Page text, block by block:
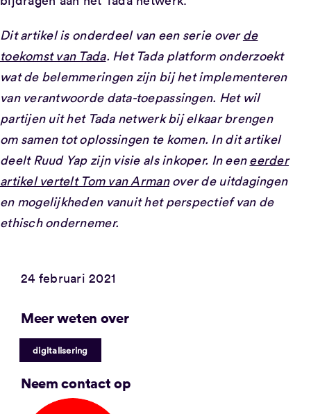
Dit artikel is onderdeel van een serie overde
toekomst van Tada. Het Tada platform onderzoekt
wat de belemmeringen zijn bij het implementeren
van verantwoorde data-toepassingen. Het wil
partijen uit het Tada netwerk bij elkaar brengen
om samen tot oplossingen te komen. In dit artikel
deelt Ruud Yap zijn visie als inkoper. In eeneerder
artikel vertelt Tom van Armanover de uitdagingen
en mogelijkheden vanuit het perspectief van de
ethisch ondernemer.
24 februari 2021
Meer weten over
digitalisering
Neem contact op